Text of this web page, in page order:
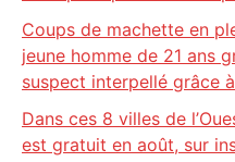
Coups de machette en
jeune homme de 21 ans
suspect interpellé grâce
Dans ces 8 villes de
est gratuit en août, sur